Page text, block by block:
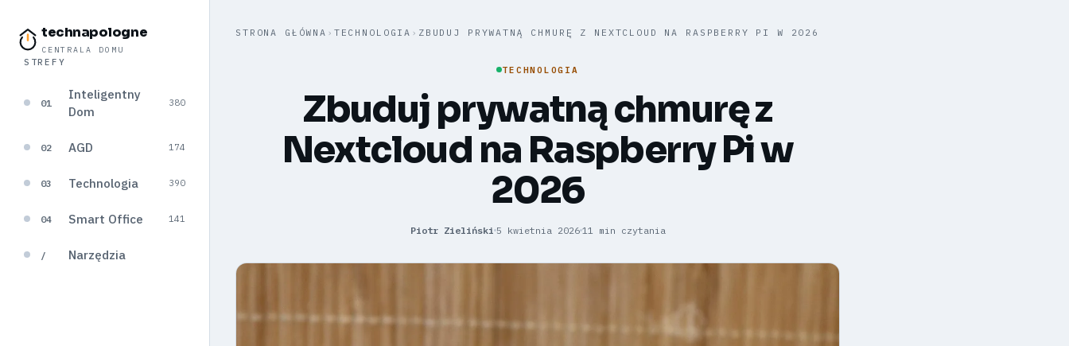
technapologne
CENTRALA DOMU
STREFY
01
Inteligentny
Dom
380
02 AGD 174
03 Technologia 390
04 Smart Office 141
/ Narzędzia
STRONA GŁÓWNA › TECHNOLOGIA › ZBUDUJ PRYWATNĄ CHMURĘ Z NEXTCLOUD NA RASPBERRY PI W 2026
TECHNOLOGIA
Zbuduj prywatną chmurę z
Nextcloud na Raspberry Pi w
2026
Piotr Zieliński 5 kwietnia 2026 11 min czytania